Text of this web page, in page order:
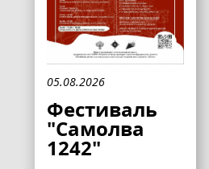
05.08.2026
Фестиваль
"Самолва
1242"